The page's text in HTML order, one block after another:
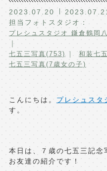
ハーフ成人式･10
家族写真･記
マタニティ
フレンド
よくあ
写真商
お祝いギフ
料金シミュ
2023.07.20
担当フォトスタジオ：
プレシュスタジオ 鎌倉鶴岡
｜
七五三写真(753)
和装七
七五三写真(7歳女の子)
こんにちは。 プレシュスタ
す。
本日は、７歳の七五三記念
お友達の紹介です！